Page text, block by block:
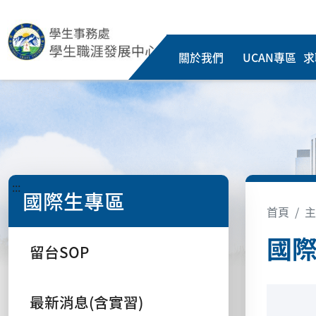
關於我們 UCAN專區
::: 國際生專區
留台SOP
最新消息(含實習)
首頁
國